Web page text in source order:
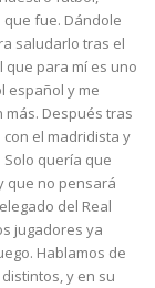
fue. Dándole
saludarlo tras el
que para mí es uno
español y me
más. Después tras
el madridista y
quería que
que no pensará
del Real
jugadores ya
Hablamos de
y en su